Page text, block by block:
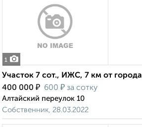
1
Участок 7 сот., ИЖС, 7 км от города
400 000 ₽ 600 ₽ за сотку
Алтайский переулок 10
Собственник, 28.03.2022